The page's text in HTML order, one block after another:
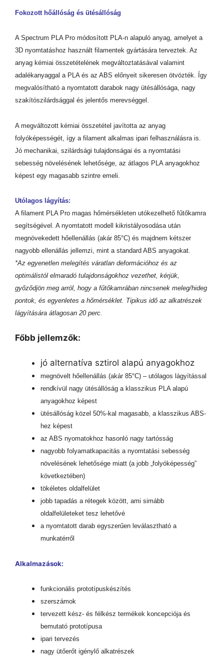
Fokozott hőállóság és ütésállóság
A Spectrum PLA Pro módosított PLA-n alapuló anyag, amelyet a
3D nyomtatáshoz használt filamentek gyártására terveztek. Az
anyag kémiai összetételének megváltoztatásával valamint
adalékanyaggal a PLA és az ABS előnyeit sikeresen ötvözték. Így
megvalósítható a nyomtatott darabok nagy ütésállósága, nagy
szakítószilárdsággal és jelentős merevséggel.
A megváltozott kémiai összetétel javította az anyag
folyóképességét, így a filament alkalmas ipari felhasználásra is.
Jó mechanikai, szilárdsági tulajdonságai és a nyomtatási
sebesség növelésének lehetősége, az átlagos PLA anyagokhoz
képest egy magasabb szintre emeli.
Utólagos lágyítás:
A filament PLA Pro magas hőmérsékleten utókezelhető fűtőkamra
segítségével. A nyomtatott modell kikristályosodása után
megnövekedett hőellenállás (akár 85°C) és majdnem kétszer
nagyobb ellenállás jellemzi, mint a standard ABS anyagokat.
*Az egyenetlen melegítés váratlan deformációhoz és az
optimálistól elmaradó tulajdonságokhoz vezethet, kérjük,
győződjön meg arról, hogy a fűtőkamrában nincsenek meleg/hideg
pontok, és egyenletes a hőmérséklet. Tipikus idő az alkatrészek
lágyítására átlagosan 20 perc.
Főbb jellemzők:
jó alternatíva sztirol alapú anyagokhoz
megnövelt hőellenállás (akár 85°C) – utólagos lágyítással
rendkívül nagy ütésállóság a klasszikus PLA alapú
anyagokhoz képest
ütésállóság közel 50%-kal magasabb, a klasszikus ABS-
hez képest
az ABS nyomatokhoz hasonló nagy tartósság
nagyobb folyamatkapacitás a nyomtatási sebesség
növelésének lehetősége miatt (a jobb „folyóképesség”
következtében)
tökéletes oldalfelület
jobb tapadás a rétegek között, ami simább
oldalfelületeket tesz lehetővé
a nyomtatott darab egyszerűen leválasztható a
munkatérről
Alkalmazások:
funkcionális prototípuskészítés
szerszámok
tervezett kész- és félkész termékek koncepciója és
bemutató prototípusa
ipari tervezés
nagy ütőerőt igénylő alkatrészek